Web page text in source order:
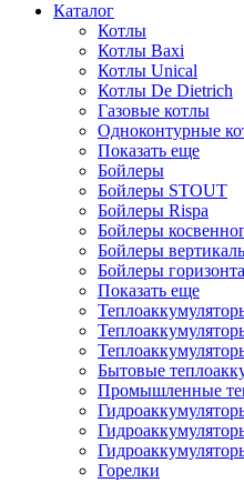
Каталог
Котлы
Котлы Baxi
Котлы Unical
Котлы De Dietrich
Газовые котлы
Одноконтурные
Показать еще
Бойлеры
Бойлеры STOUT
Бойлеры Rispa
Бойлеры
Бойлеры
Бойлеры
Показать еще
Бытовые
Промышленные
Горелки